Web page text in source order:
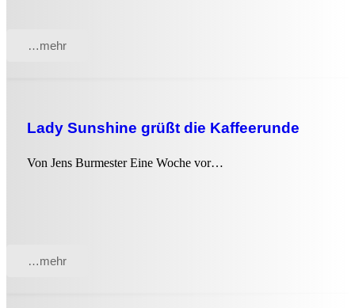
…mehr
Lady Sunshine grüßt die Kaffeerunde
Von Jens Burmester Eine Woche vor…
…mehr